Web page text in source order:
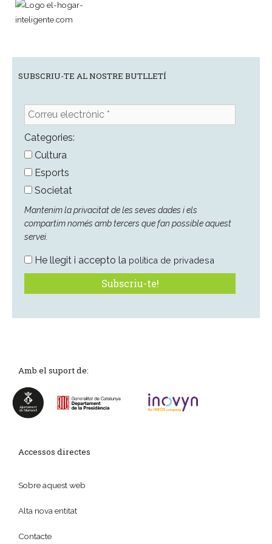
SUBSCRIU-TE AL NOSTRE BUTLLETÍ
Correu
electrònic
*Categories:
Cultura
Esports
Societat
Mantenim la privacitat de les seves dades i els
compartim només amb tercers que fan possible aquest
servei.
He llegit i accepto la política de privadesa
Amb el suport de:
Accessos directes
Sobre aquest web
Alta nova entitat
Contacte